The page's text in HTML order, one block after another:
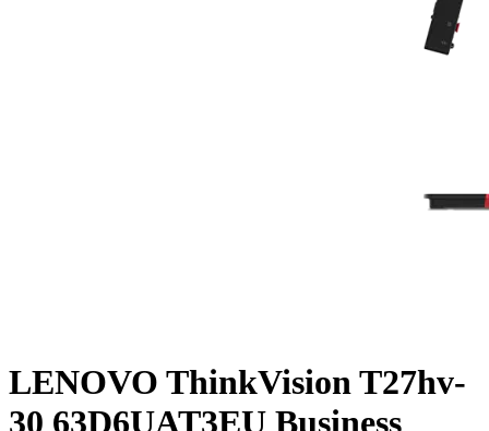
LENOVO ThinkVision T27hv-
30 63D6UAT3EU Business